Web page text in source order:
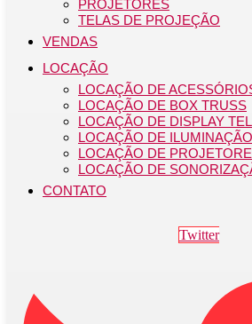
PROJETORES
TELAS DE PROJEÇÃO
VENDAS
LOCAÇÃO
LOCAÇÃO DE
LOCAÇÃO DE BOX TRUSS
LOCAÇÃO DE DISPLAY
LOCAÇÃO DE ILUMINAÇÃO
LOCAÇÃO DE
LOCAÇÃO DE
CONTATO
Twitter